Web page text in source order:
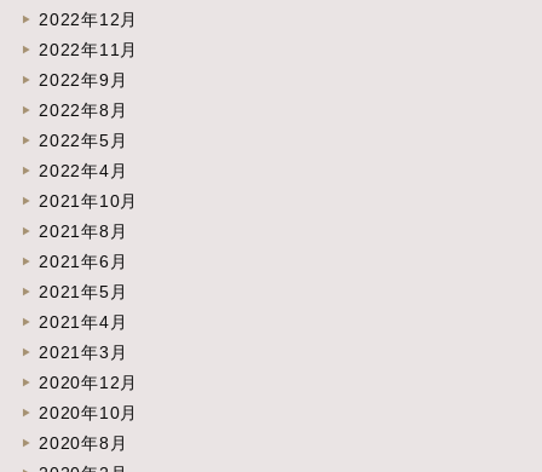
2022年12月
2022年11月
2022年9月
2022年8月
2022年5月
2022年4月
2021年10月
2021年8月
2021年6月
2021年5月
2021年4月
2021年3月
2020年12月
2020年10月
2020年8月